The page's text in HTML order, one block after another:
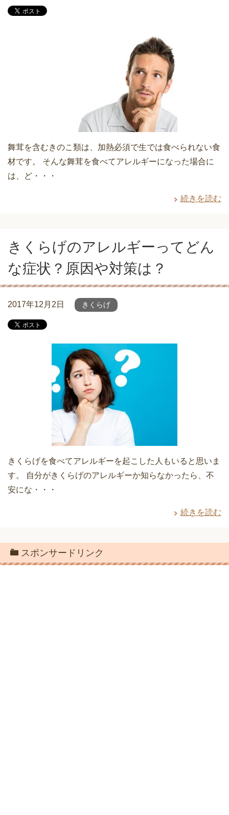
舞茸を含むきのこ類は、加熱必須で生では食べられない食
材です。 そんな舞茸を食べてアレルギーになった場合に
は、ど・・・
続きを読む
きくらげのアレルギーってどん
な症状？原因や対策は？
2017年12月2日 きくらげ
きくらげを食べてアレルギーを起こした人もいると思いま
す。 自分がきくらげのアレルギーか知らなかったら、不
安にな・・・
続きを読む
スポンサードリンク